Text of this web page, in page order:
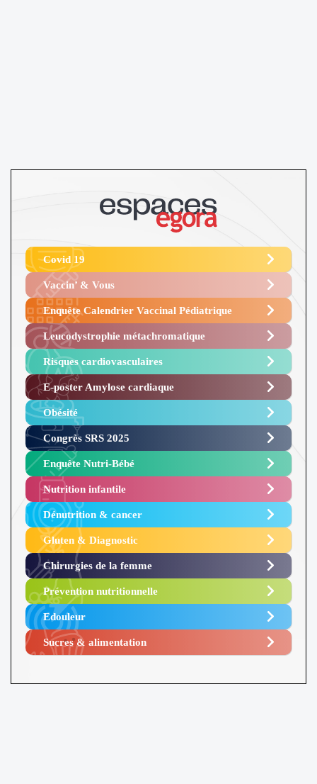
Covid 19
Vaccin’ & Vous
Enquête Calendrier Vaccinal Pédiatrique
Leucodystrophie métachromatique
Risques cardiovasculaires
E-poster Amylose cardiaque ​
Obésité ​
Congrès SRS 2025 ​
Enquête Nutri-Bébé ​
Nutrition infantile
Dénutrition & cancer
Gluten & Diagnostic
Chirurgies de la femme
Prévention nutritionnelle
Edouleur​
Sucres & alimentation​